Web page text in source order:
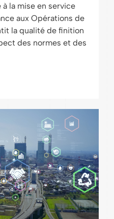
la mise en service
aux Opérations de
la qualité de finition
des normes et des